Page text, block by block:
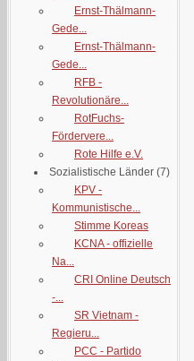
Ernst-Thälmann-
Gede...
Ernst-Thälmann-
Gede...
RFB -
Revolutionäre...
RotFuchs-
Fördervere...
Rote Hilfe e.V.
Sozialistische Länder (7)
KPV -
Kommunistische...
Stimme Koreas
KCNA - offizielle
Na...
CRI Online Deutsch
-...
SR Vietnam -
Regieru...
PCC - Partido